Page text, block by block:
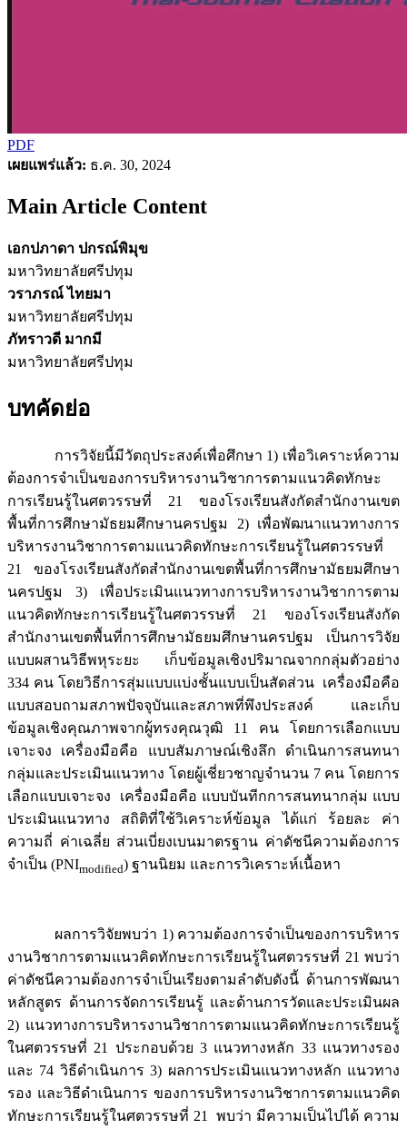
PDF
เผยแพร่แล้ว: ธ.ค. 30, 2024
Main Article Content
เอกปภาดา ปกรณ์พิมุข
มหาวิทยาลัยศรีปทุม
วราภรณ์ ไทยมา
มหาวิทยาลัยศรีปทุม
ภัทราวดี มากมี
มหาวิทยาลัยศรีปทุม
บทคัดย่อ
การวิจัยนี้มีวัตถุประสงค์เพื่อศึกษา 1) เพื่อวิเคราะห์ความ
ต้องการจำเป็นของการบริหารงานวิชาการตามแนวคิดทักษะ
การเรียนรู้ในศตวรรษที่ 21 ของโรงเรียนสังกัดสำนักงานเขต
พื้นที่การศึกษามัธยมศึกษานครปฐม 2) เพื่อพัฒนาแนวทางการ
บริหารงานวิชาการตามแนวคิดทักษะการเรียนรู้ในศตวรรษที่
21 ของโรงเรียนสังกัดสำนักงานเขตพื้นที่การศึกษามัธยมศึกษา
นครปฐม 3) เพื่อประเมินแนวทางการบริหารงานวิชาการตาม
แนวคิดทักษะการเรียนรู้ในศตวรรษที่ 21 ของโรงเรียนสังกัด
สำนักงานเขตพื้นที่การศึกษามัธยมศึกษานครปฐม เป็นการวิจัย
แบบผสานวิธีพหุระยะ เก็บข้อมูลเชิงปริมาณจากกลุ่มตัวอย่าง
334 คน โดยวิธีการสุ่มแบบแบ่งชั้นแบบเป็นสัดส่วน เครื่องมือคือ
แบบสอบถามสภาพปัจจุบันและสภาพที่พึงประสงค์ และเก็บ
ข้อมูลเชิงคุณภาพจากผู้ทรงคุณวุฒิ 11 คน โดยการเลือกแบบ
เจาะจง เครื่องมือคือ แบบสัมภาษณ์เชิงลึก ดำเนินการสนทนา
กลุ่มและประเมินแนวทาง โดยผู้เชี่ยวชาญจำนวน 7 คน โดยการ
เลือกแบบเจาะจง เครื่องมือคือ แบบบันทีกการสนทนากลุ่ม แบบ
ประเมินแนวทาง สถิติที่ใช้วิเคราะห์ข้อมูล ได้แก่ ร้อยละ ค่า
ความถี่ ค่าเฉลี่ย ส่วนเบี่ยงเบนมาตรฐาน ค่าดัชนีความต้องการ
จำเป็น (PNImodified) ฐานนิยม และการวิเคราะห์เนื้อหา
ผลการวิจัยพบว่า 1) ความต้องการจำเป็นของการบริหาร
งานวิชาการตามแนวคิดทักษะการเรียนรู้ในศตวรรษที่ 21 พบว่า
ค่าดัชนีความต้องการจำเป็นเรียงตามลำดับดังนี้ ด้านการพัฒนา
หลักสูตร ด้านการจัดการเรียนรู้ และด้านการวัดและประเมินผล
2) แนวทางการบริหารงานวิชาการตามแนวคิดทักษะการเรียนรู้
ในศตวรรษที่ 21 ประกอบด้วย 3 แนวทางหลัก 33 แนวทางรอง
และ 74 วิธีดำเนินการ 3) ผลการประเมินแนวทางหลัก แนวทาง
รอง และวิธีดำเนินการ ของการบริหารงานวิชาการตามแนวคิด
ทักษะการเรียนรู้ในศตวรรษที่ 21 พบว่า มีความเป็นไปได้ ความ